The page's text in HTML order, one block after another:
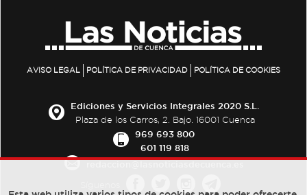
AVISO LEGAL POLÍTICA DE PRIVACIDAD POLÍTICA DE COOKIES
Ediciones y Servicios Integrales 2020 S.L.
Plaza de los Carros, 2. Bajo. 16001 Cuenca
969 693 800
601 119 818